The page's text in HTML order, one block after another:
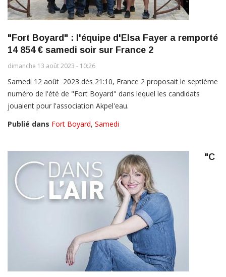
"Fort Boyard" : l'équipe d'Elsa Fayer a remporté
14 854 € samedi soir sur France 2
dimanche 13 août 2023 - 10:26
Samedi 12 août 2023 dès 21:10, France 2 proposait le septième
numéro de l'été de "Fort Boyard" dans lequel les candidats
jouaient pour l'association Akpel'eau.
Publié dans Fort Boyard, Samedi
"C